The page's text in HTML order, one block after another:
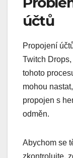
účtů
Propojení
Twitch
tohoto
mohou
propojen s
odměn.
Abychom se